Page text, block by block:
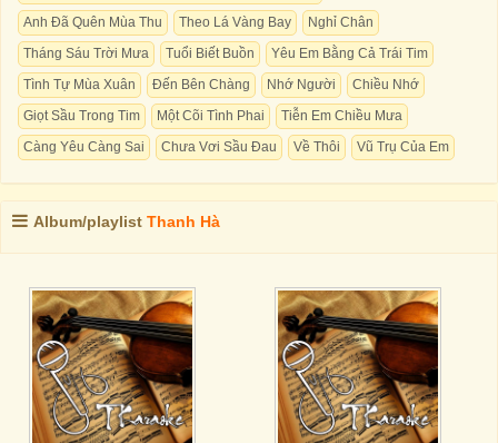
Anh Đã Quên Mùa Thu
Theo Lá Vàng Bay
Nghỉ Chân
Tháng Sáu Trời Mưa
Tuổi Biết Buồn
Yêu Em Bằng Cả Trái Tim
Tình Tự Mùa Xuân
Đến Bên Chàng Nhớ Người
Chiều Nhớ
Giọt Sầu Trong Tim
Một Cõi Tình Phai
Tiễn Em Chiều Mưa
Càng Yêu Càng Sai
Chưa Vơi Sầu Đau Về Thôi Vũ Trụ Của Em
Album/playlist Thanh Hà